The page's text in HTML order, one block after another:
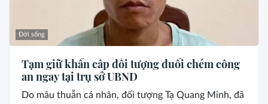
Đời sống
Tạm giữ khẩn cấp đối tượng đuổi chém công
an ngay tại trụ sở UBND
Do mâu thuẫn cá nhân, đối tượng Tạ Quang Minh, đã